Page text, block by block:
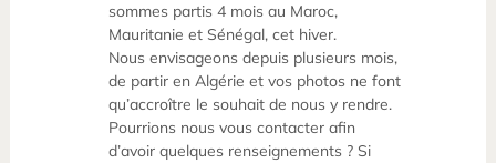
sommes partis 4 mois au Maroc,
Mauritanie et Sénégal, cet hiver.
Nous envisageons depuis plusieurs mois,
de partir en Algérie et vos photos ne font
qu’accroître le souhait de nous y rendre.
Pourrions nous vous contacter afin
d’avoir quelques renseignements ? Si